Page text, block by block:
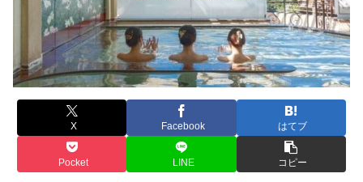
X Facebook はてブ
Pocket LINE コピー